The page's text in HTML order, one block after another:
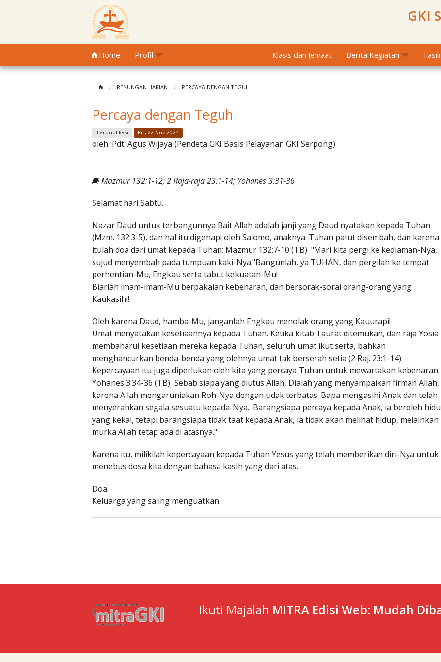
GKI
Home Profil Klasis dan Jemaat Berita Kegiatan
RENUNGAN HARIAN PERCAYA DENGAN TEGUH
Percaya dengan Teguh
Terpublikasi Fri, 22 Nov 2024
oleh: Pdt. Agus Wijaya (Pendeta GKI Basis Pelayanan GKI Serpong)
Mazmur 132:1-12; 2 Raja-raja 23:1-14; Yohanes 3:31-36
Selamat hari Sabtu.
Nazar Daud untuk terbangunnya Bait Allah adalah janji yang Daud nyatakan kepada Tuhan
(Mzm. 132:3-5), dan hal itu digenapi oleh Salomo, anaknya. Tuhan patut disembah, dan karena
itulah doa dari umat kepada Tuhan; Mazmur 132:7-10 (TB) "Mari kita pergi ke kediaman-Nya,
sujud menyembah pada tumpuan kaki-Nya."Bangunlah, ya TUHAN, dan pergilah ke tempat
perhentian-Mu, Engkau serta tabut kekuatan-Mu!
Biarlah imam-imam-Mu berpakaian kebenaran, dan bersorak-sorai orang-orang yang
Kaukasihi!
Oleh karena Daud, hamba-Mu, janganlah Engkau menolak orang yang Kauurapi!
Umat menyatakan kesetiaannya kepada Tuhan. Ketika kitab Taurat ditemukan, dan raja Yosia
membaharui kesetiaan mereka kepada Tuhan, seluruh umat ikut serta, bahkan
menghancurkan benda-benda yang olehnya umat tak berserah setia (2 Raj. 23:1-14).
Kepercayaan itu juga diperlukan oleh kita yang percaya Tuhan untuk mewartakan kebenaran.
Yohanes 3:34-36 (TB) Sebab siapa yang diutus Allah, Dialah yang menyampaikan firman Allah,
karena Allah mengaruniakan Roh-Nya dengan tidak terbatas. Bapa mengasihi Anak dan telah
menyerahkan segala sesuatu kepada-Nya. Barangsiapa percaya kepada Anak, ia beroleh
yang kekal, tetapi barangsiapa tidak taat kepada Anak, ia tidak akan melihat hidup, melainkan
murka Allah tetap ada di atasnya."
Karena itu, milikilah kepercayaan kepada Tuhan Yesus yang telah memberikan diri-Nya untuk
menebus dosa kita dengan bahasa kasih yang dari atas.
Doa:
Keluarga yang saling menguatkan.
Ikuti Majalah MITRA Edisi Web: Mudah